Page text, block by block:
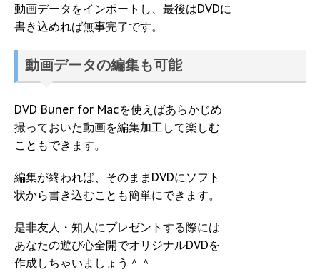
動画データをインポートし、最後はDVDに
書き込めれば無事完了です。
動画データの編集も可能
DVD Buner for Macを使えばあらかじめ
撮っておいた動画を編集加工して楽しむ
こともできます。
編集が終われば、そのままDVDにソフト
状から書き込むことも簡単にできます。
是非友人・知人にプレゼントする際には
あなたの遊び心全開でオリジナルDVDを
作成しちゃいましょう＾＾